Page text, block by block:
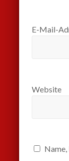
E-Mail-
Website